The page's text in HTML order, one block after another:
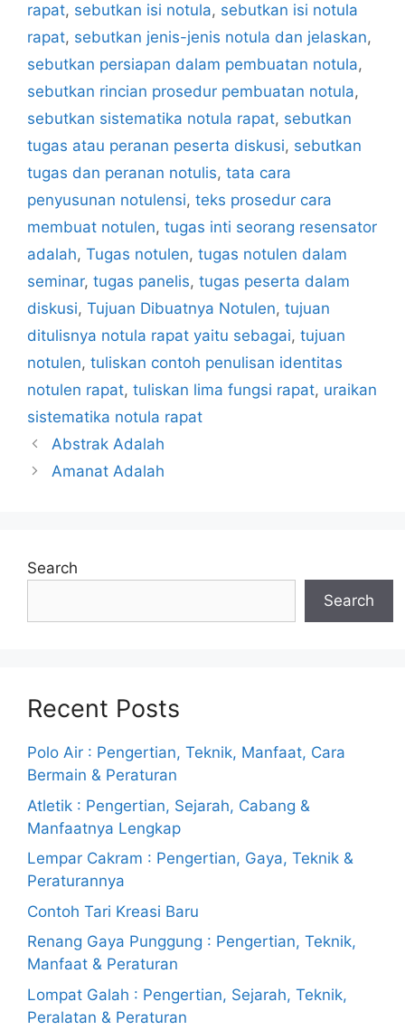
rapat, sebutkan isi notula, sebutkan isi notula
rapat, sebutkan jenis-jenis notula dan jelaskan,
sebutkan persiapan dalam pembuatan notula,
sebutkan rincian prosedur pembuatan notula,
sebutkan sistematika notula rapat, sebutkan
tugas atau peranan peserta diskusi, sebutkan
tugas dan peranan notulis, tata cara
penyusunan notulensi, teks prosedur cara
membuat notulen, tugas inti seorang resensator
adalah, Tugas notulen, tugas notulen dalam
seminar, tugas panelis, tugas peserta dalam
diskusi, Tujuan Dibuatnya Notulen, tujuan
ditulisnya notula rapat yaitu sebagai, tujuan
notulen, tuliskan contoh penulisan identitas
notulen rapat, tuliskan lima fungsi rapat, uraikan
sistematika notula rapat
Abstrak Adalah
Amanat Adalah
Search
Search
Recent Posts
Polo Air : Pengertian, Teknik, Manfaat, Cara
Bermain & Peraturan
Atletik : Pengertian, Sejarah, Cabang &
Manfaatnya Lengkap
Lempar Cakram : Pengertian, Gaya, Teknik &
Peraturannya
Contoh Tari Kreasi Baru
Renang Gaya Punggung : Pengertian, Teknik,
Manfaat & Peraturan
Lompat Galah : Pengertian, Sejarah, Teknik,
Peralatan & Peraturan